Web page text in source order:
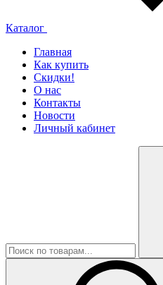
Каталог
Главная
Как купить
Скидки!
О нас
Контакты
Новости
Личный кабинет